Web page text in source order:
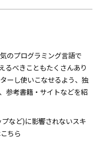
のプログラミング言語で
るべきこともたくさんあり
ーし使いこなせるよう、独
参考書籍・サイトなどを紹
など)に影響されないスキ
ちら